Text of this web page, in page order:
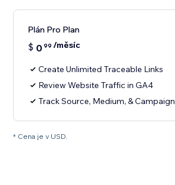
Plán Pro Plan
$ 0 99 /měsíc
Create Unlimited Traceable Links
Review Website Traffic in GA4
Track Source, Medium, & Campaign
* Cena je v USD.